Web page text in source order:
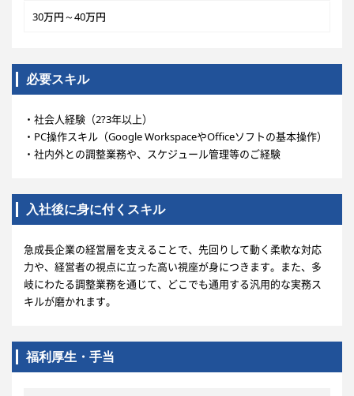
30万円～40万円
必要スキル
・社会人経験（2?3年以上）
・PC操作スキル（Google WorkspaceやOfficeソフトの基本操作）
・社内外との調整業務や、スケジュール管理等のご経験
入社後に身に付くスキル
急成長企業の経営層を支えることで、先回りして動く柔軟な対応
力や、経営者の視点に立った高い視座が身につきます。また、多
岐にわたる調整業務を通じて、どこでも通用する汎用的な実務ス
キルが磨かれます。
福利厚生・手当